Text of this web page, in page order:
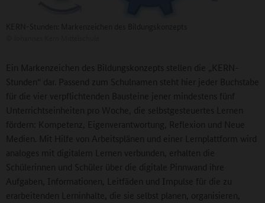
Ein Markenzeichen des Bildungskonzepts stellen die „KERN-
Stunden“ dar. Passend zum Schulnamen steht hier jeder Buchstabe
für die vier verpflichtenden Bausteine jener mindestens fünf
Unterrichtseinheiten pro Woche, die selbstgesteuertes Lernen
fördern: Kompetenz, Eigenverantwortung, Reflexion und Neue
Medien. Mit Hilfe von Arbeitsplänen und einer Lernplattform wird
analoges mit digitalem Lernen verbunden, erhalten die
Schülerinnen und Schüler über die digitale Pinnwand ihre
Aufgaben, Informationen, Leitfäden und Impulse für die zu
erarbeitenden Lerninhalte, die sie selbst planen, organisieren,